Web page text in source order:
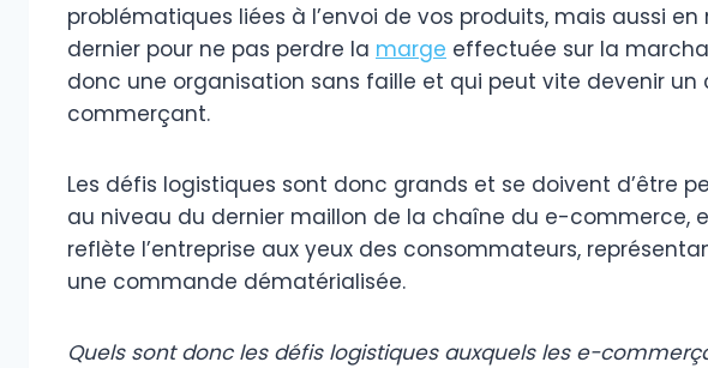
problématiques liées à l’envoi de vos produits, mais aussi
dernier pour ne pas perdre la marge effectuée sur la
donc une organisation sans faille et qui peut vite devenir
commerçant.
Les défis logistiques sont donc grands et se doivent d’être
au niveau du dernier maillon de la chaîne du e-commerce,
reflète l’entreprise aux yeux des consommateurs,
une commande dématérialisée.
Quels sont donc les défis logistiques auxquels les e-